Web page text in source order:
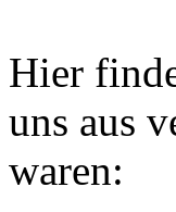
Hier
uns aus
waren: